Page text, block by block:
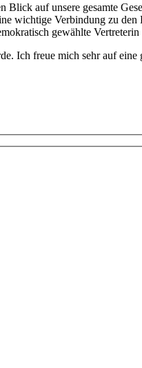
auf unsere gesamte
wichtige Verbindung zu
gewählte
Ich freue mich sehr auf eine